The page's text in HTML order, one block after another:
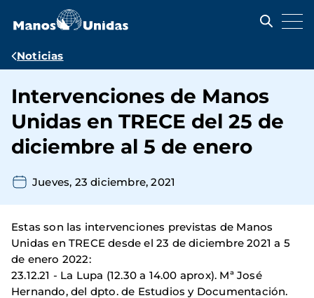
contenido
Ruta
navegación
Noticias
Intervenciones de Manos
Unidas en TRECE del 25 de
diciembre al 5 de enero
Jueves, 23 diciembre, 2021
Estas son las intervenciones previstas de Manos
Unidas en TRECE desde el 23 de diciembre 2021 a 5
de enero 2022:
23.12.21 - La Lupa (12.30 a 14.00 aprox). Mª José
Hernando, del dpto. de Estudios y Documentación.